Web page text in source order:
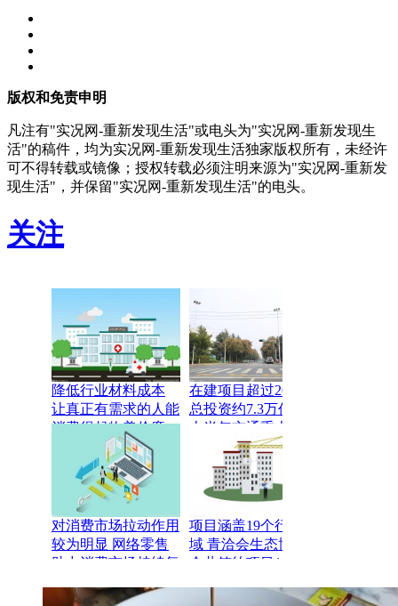
版权和免责申明
凡注有"实况网-重新发现生活"或电头为"实况网-重新发现生
活"的稿件，均为实况网-重新发现生活独家版权所有，未经许
可不得转载或镜像；授权转载必须注明来源为"实况网-重新发
现生活"，并保留"实况网-重新发现生活"的电头。
关注
降低行业材料成本
让真正有需求的人能
消费得起物美价廉
的“牙套”
在建项目超过2000个
总投资约7.3万亿元
上半年交通重大工程
实现有序推进
对消费市场拉动作用
较为明显 网络零售
助力消费市场持续复
项目涵盖19个行业领
域 青洽会生态博览
会共签约项目145个